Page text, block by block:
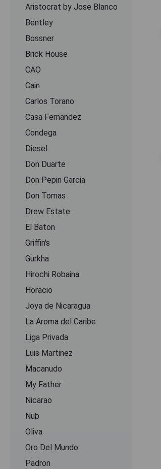
Aristocrat by Jose Blanco
Bentley
Bossner
Brick House
CAO
Cain
Carlos Torano
Casa Fernandez
Condega
Diesel
Don Duarte
Don Pepin Garcia
Don Tomas
Drew Estate
El Baton
Griffin's
Gurkha
Hirochi Robaina
Horacio
Joya de Nicaragua
La Aroma del Caribe
Liga Privada
Luis Martinez
Macanudo
My Father
Nicarao
Nub
Oliva
Oro Del Mundo
Padron